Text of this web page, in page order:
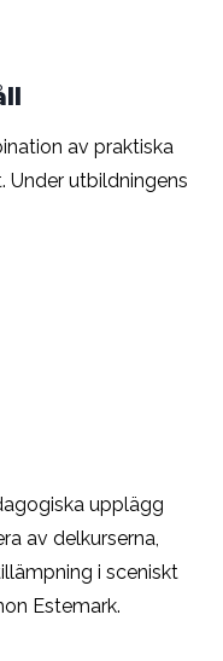
av praktiska
Under utbildningens
upplägg
av delkurserna,
i sceniskt
Estemark.